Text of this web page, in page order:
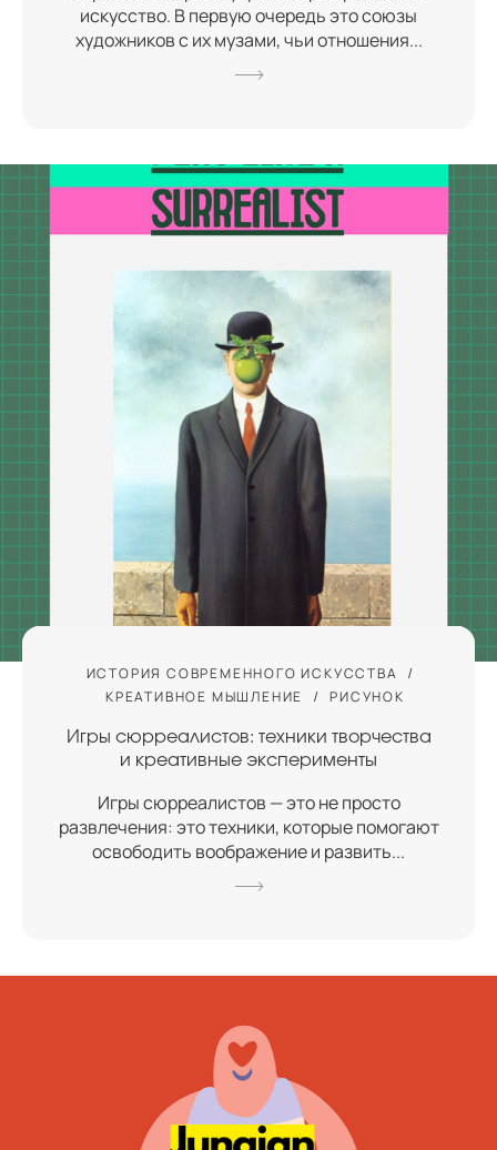
искусство. В первую очередь это союзы
художников с их музами, чьи отношения...
ИСТОРИЯ СОВРЕМЕННОГО ИСКУССТВА
КРЕАТИВНОЕ МЫШЛЕНИЕ
РИСУНОК
Игры сюрреалистов: техники творчества
и креативные эксперименты
Игры сюрреалистов — это не просто
развлечения: это техники, которые помогают
освободить воображение и развить...